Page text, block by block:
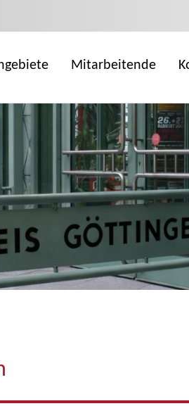
Mitarbeitende